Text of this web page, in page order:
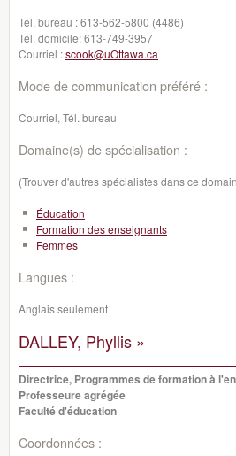
Tél. bureau :613-562-5800 (4486)
Tél. domicile:613-749-3957
Courriel :scook@uOttawa.ca
Mode de communication préféré :
Courriel, Tél. bureau
Domaine(s) de spécialisation :
(Trouver d'autres spécialistes dans ce
Éducation
Formation des enseignants
Femmes
Langues :
Anglais seulement
DALLEY, Phyllis »
Directrice, Programmes de formation à
Professeure agrégée
Faculté d'éducation
Coordonnées :